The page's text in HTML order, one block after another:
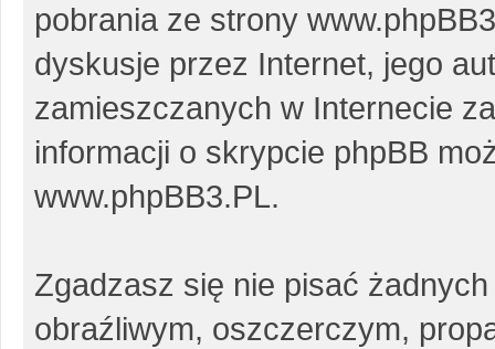
pobrania ze strony
dyskusje przez Internet, jego
zamieszczanych w Internecie
informacji o skrypcie phpBB
www.phpBB3.PL.
Zgadzasz się nie pisać
obraźliwym, oszczerczym,